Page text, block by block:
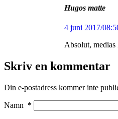
Hugos matte
4 juni 2017/
Absolut,
Skriv en kommentar
Din e-postadress kommer inte
Namn *